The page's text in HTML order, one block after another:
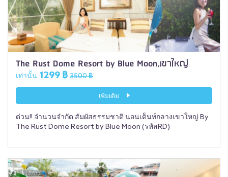
The Rust Dome Resort by Blue Moon,เขาใหญ่
เท่านั้น 1299 ฿ 3500 ฿
เพิ่มเติม
ด่วน!! จำนวนจำกัด สัมผัสธรรมชาติ นอนเต็นท์กลางเขาใหญ่ By
The Rust Dome Resort by Blue Moon (รหัสRD)